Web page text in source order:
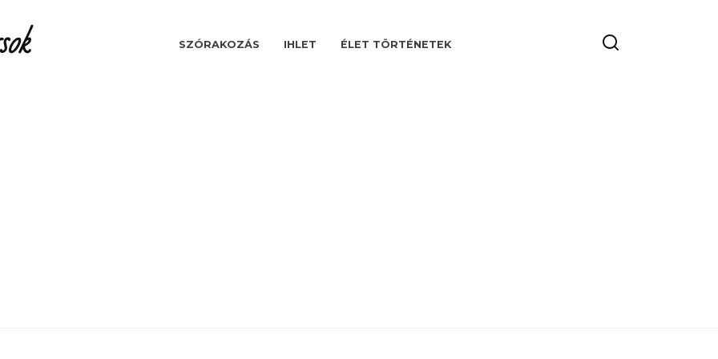
SZÓRAKOZÁS IHLET ÉLET TÖRTÉNETEK